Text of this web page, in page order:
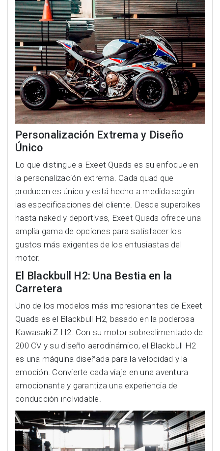
Personalización Extrema y Diseño
Único
Lo que distingue a Exeet Quads es su enfoque en
la personalización extrema. Cada quad que
producen es único y está hecho a medida según
las especificaciones del cliente. Desde superbikes
hasta naked y deportivas, Exeet Quads ofrece una
amplia gama de opciones para satisfacer los
gustos más exigentes de los entusiastas del
motor.
El Blackbull H2: Una Bestia en la
Carretera
Uno de los modelos más impresionantes de Exeet
Quads es el Blackbull H2, basado en la poderosa
Kawasaki Z H2. Con su motor sobrealimentado de
200 CV y su diseño aerodinámico, el Blackbull H2
es una máquina diseñada para la velocidad y la
emoción. Convierte cada viaje en una aventura
emocionante y garantiza una experiencia de
conducción inolvidable.